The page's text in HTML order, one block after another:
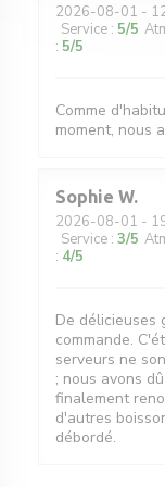
2026-08-01 -
Service : 5/5
: 5/5
Comme
moment, nous
Sophie W
2026-08-01 -
Service : 3/5
: 4/5
De délicieuses
commande.
serveurs ne
; nous avons
finalement
d'autres
débordé.